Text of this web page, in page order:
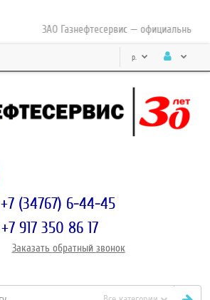
ЗАО Газнефтесервис — официальный
р.
+7 (34767) 6-44-45
+7 917 350 86 17
Заказать обратный звонок